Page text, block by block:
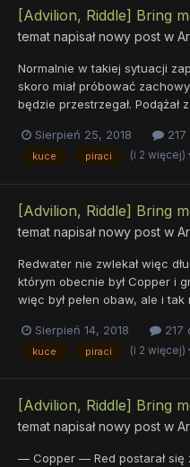
[Advilion, Riddle] Bring
temat napisał nowy post w
Normalnie w takiej sytuacji
skoro miał próbować
będzie przestrzegał.
Sierpień 25, 2018
kuce piraci (i 2 więcej)
[Advilion, Riddle] Bring
temat napisał nowy post w
Redwater nie zwlekał więc
którym obecnie był Copper i
więc był pełen obaw, ale i
Sierpień 14, 2018 217
kuce piraci (i 2 więcej)
[Advilion, Riddle] Bring
temat napisał nowy post w
— Copper — Red postarał się